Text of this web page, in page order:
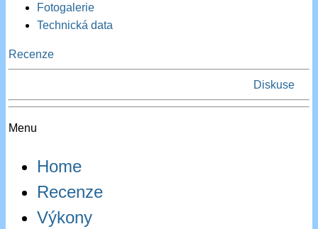
Fotogalerie
Technická data
Recenze
Diskuse
Menu
Home
Recenze
Výkony